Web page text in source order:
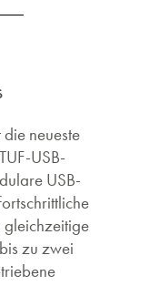
die neueste
USB-
USB-
gleichzeitige
zu zwei